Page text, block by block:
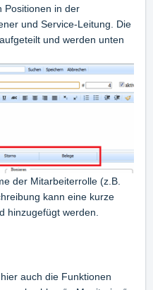
Positionen in der
und Service-Leitung. Die
und werden unten
der Mitarbeiterrolle (z.B.
kann eine kurze
hinzugefügt werden.
auch die Funktionen